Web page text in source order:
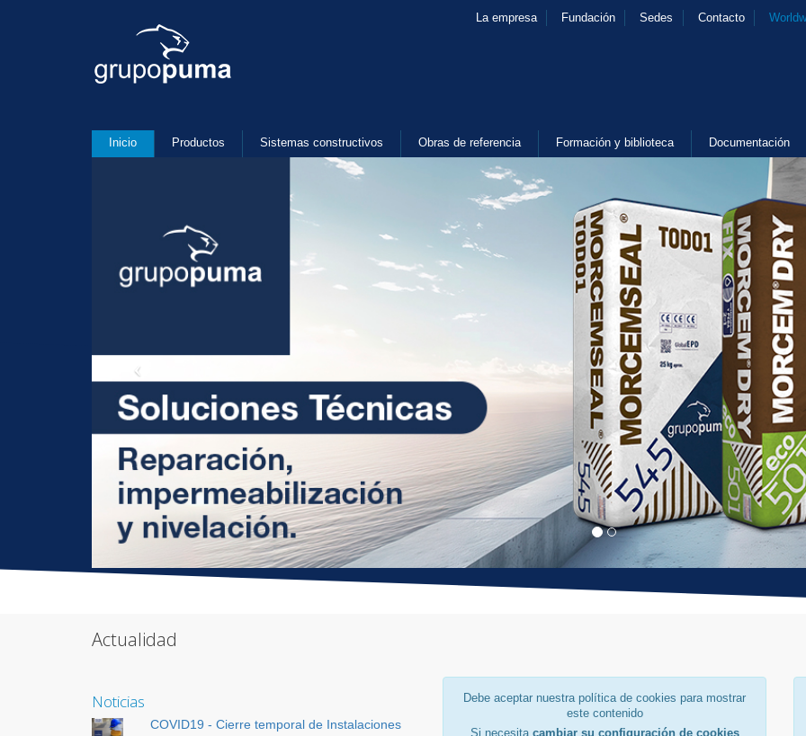
La empresa Fundación Sedes Contacto
Inicio Productos Sistemas constructivos Obras de referencia Formación y biblioteca Documentación
Actualidad
Noticias
COVID19 - Cierre temporal de Instalaciones
Debe aceptar nuestra política de cookies para mostrar
este contenido
Si necesita cambiar su configuración de cookies